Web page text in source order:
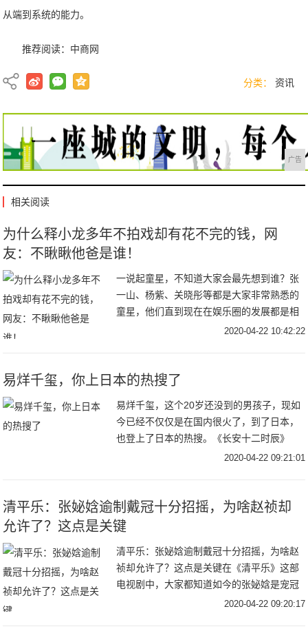
从端到系统的能力。
推荐阅读： 中商网
分类： 资讯
广告
相关阅读
为什么释小龙多年不拍戏却有花不完的钱，网
友：不瞅瞅他爸是谁！
一说起童星，不知道大家会最先想到谁？张
一山、杨紫、关晓彤等都是大家非常熟悉的
童星，他们直到现在在娱乐圈的发展都是相
当不错的，但今天小编要给大家介绍的童星
2020-04-22 10:42:22
易烊千玺，你上日本的热搜了
易烊千玺，这个20岁还没到的男孩子，现如
今已经不仅仅是在国内很火了，到了日本，
也登上了日本的热搜。《长安十二时辰》
中，易烊千玺饰演小狐狸李必，现如今《长
2020-04-22 09:21:01
清平乐：张妼娢逾制戴冠十分招摇，为啥赵祯却
允许了？这点是关键
清平乐：张妼娢逾制戴冠十分招摇，为啥赵
祯却允许了？这点是关键在《清平乐》这部
电视剧中，大家都知道如今的张妼娢是宠冠
六宫，是所有人都攀附的对象。而张妼娢更
2020-04-22 09:20:17